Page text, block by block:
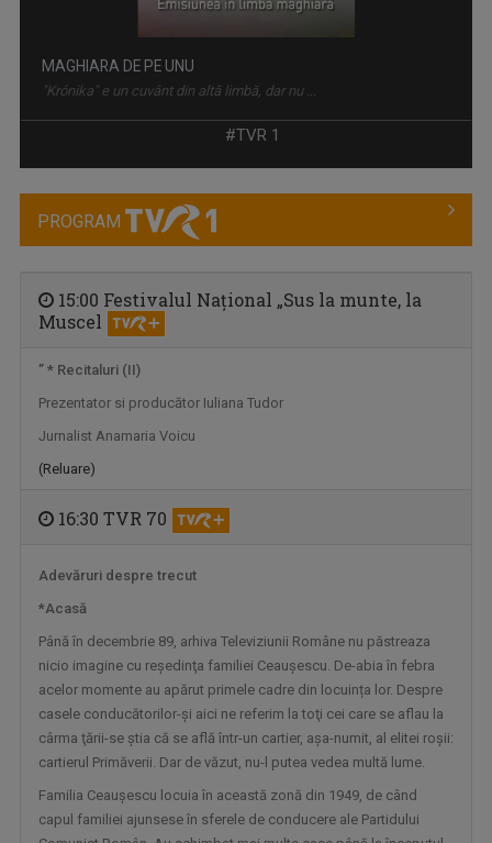
MAGHIARA DE PE UNU
"Krónika" e un cuvânt din altă limbă, dar nu ...
Află ce s-a întâmplat relevant pentru viaţa ...
CONVIEŢUIRI
În fiecare miercuri, de la ora 15:00, aveţi ...
#TVR 1
PROGRAM
15:00 Festivalul Național „Sus la munte, la
Muscel
” * Recitaluri (II)
Prezentator si producător Iuliana Tudor
Jurnalist Anamaria Voicu
(Reluare)
16:30 TVR 70
Adevăruri despre trecut
*Acasă
Până în decembrie 89, arhiva Televiziunii Române nu păstreaza
nicio imagine cu reşedinţa familiei Ceauşescu. De-abia în febra
acelor momente au apărut primele cadre din locuința lor. Despre
casele conducătorilor-şi aici ne referim la toţi cei care se aflau la
cârma ţării-se ştia că se află într-un cartier, aşa-numit, al elitei roşii:
cartierul Primăverii. Dar de văzut, nu-l putea vedea multă lume.
Familia Ceauşescu locuia în această zonă din 1949, de când
capul familiei ajunsese în sferele de conducere ale Partidului